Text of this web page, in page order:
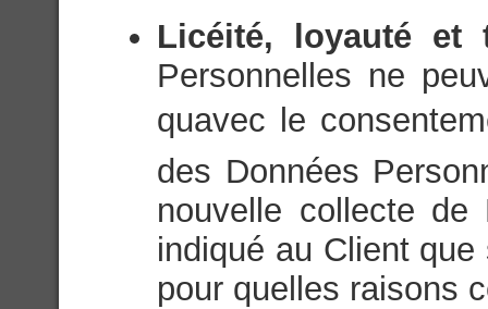
Licéité, loyauté et
Personnelles ne
quavec le
des Données
nouvelle collecte de
indiqué au Client
pour quelles raisons